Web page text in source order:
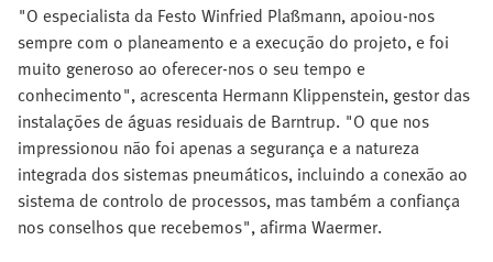
"O especialista da Festo Winfried Plaßmann, apoiou-nos
sempre com o planeamento e a execução do projeto, e foi
muito generoso ao oferecer-nos o seu tempo e
conhecimento", acrescenta Hermann Klippenstein, gestor das
instalações de águas residuais de Barntrup. "O que nos
impressionou não foi apenas a segurança e a natureza
integrada dos sistemas pneumáticos, incluindo a conexão ao
sistema de controlo de processos, mas também a confiança
nos conselhos que recebemos", afirma Waermer.